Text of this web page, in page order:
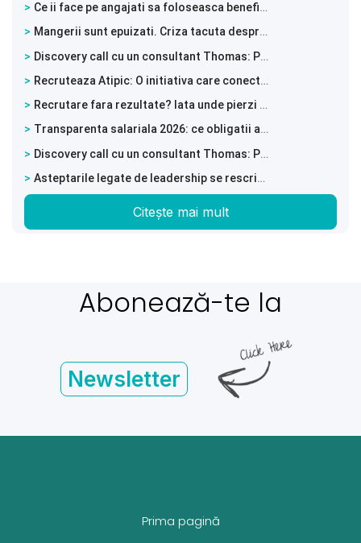
Ce ii face pe angajati sa foloseasca beneficiile de sanatate mintala
Mangerii sunt epuizati. Criza tacuta despre care nu vorbeste nimeni
Discovery call cu un consultant Thomas: Pune busola pe directia potrivita
Recruteaza Atipic: O initiativa care conecteaza tinerii neurodivergenti cu angajatori deschisi
Recrutare fara rezultate? Iata unde pierzi candidatii valorosi!
Transparenta salariala 2026: ce obligatii au angajatorii si cum te pregatesti din timp
Discovery call cu un consultant Thomas: Pune busola pe directia potrivita
Asteptarile legate de leadership se rescriu in timp real. De la sefii din generatia Baby Boomers la o forta de munca in continua schimbare
Citește mai mult
Abonează-te la
Newsletter
Prima pagină